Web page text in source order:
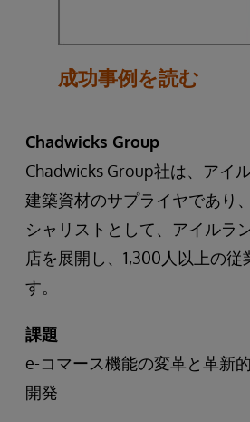
成功事例を読む
Chadwicks Group
Chadwicks Group社は、アイ
建築資材のサプライヤであり
シャリストとして、アイルラ
店を展開し、1,300人以上の従
す。
課題
e-コマース機能の変革と革新
開発